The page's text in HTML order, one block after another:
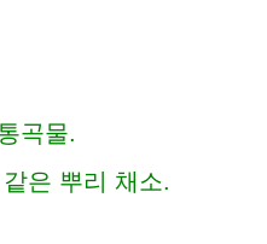
곡물.
은 뿌리 채소.